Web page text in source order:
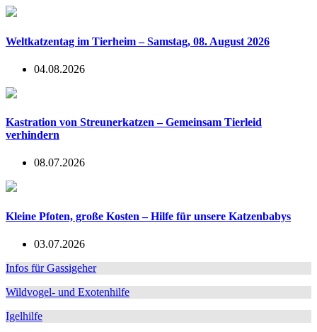
Weltkatzentag im Tierheim – Samstag, 08. August 2026
04.08.2026
Kastration von Streunerkatzen – Gemeinsam Tierleid
verhindern
08.07.2026
Kleine Pfoten, große Kosten – Hilfe für unsere Katzenbabys
03.07.2026
Infos für Gassigeher
Wildvogel- und Exotenhilfe
Igelhilfe